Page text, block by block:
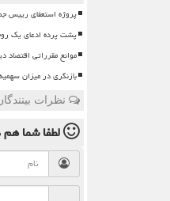
پروژه استعفای رییس
پشت پرده ادعای یک روحانی در رابطه با
موانع مقرراتی اقتصاد
بازنگری در میزان
نظرات
لطفا شما هم